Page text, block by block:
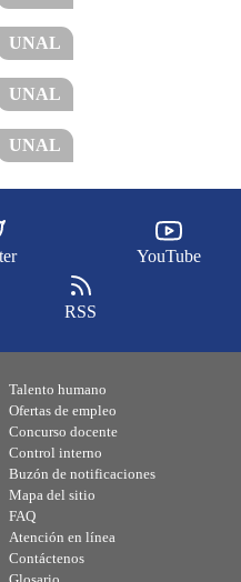
UNAL
UNAL
UNAL
YouTube
RSS
Talento humano
Ofertas de empleo
Concurso docente
Control interno
Buzón de notificaciones
Mapa del sitio
FAQ
Atención en línea
Contáctenos